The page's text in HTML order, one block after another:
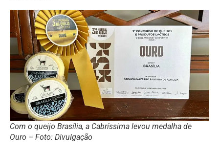
Com o queijo Brasília, a Cabríssima levou medalha de
Ouro – Foto: Divulgação